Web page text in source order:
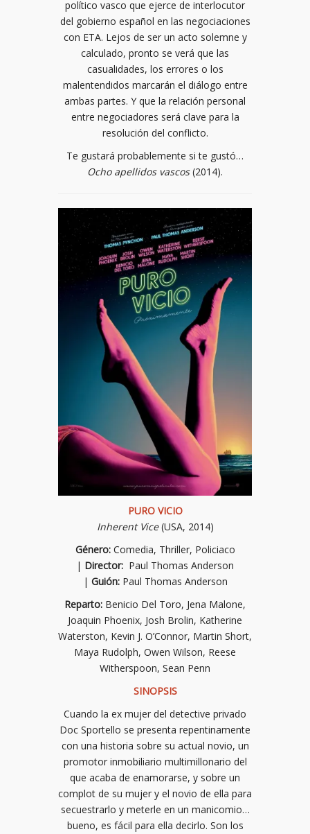
político vasco que ejerce de interlocutor
del gobierno español en las negociaciones
con ETA. Lejos de ser un acto solemne y
calculado, pronto se verá que las
casualidades, los errores o los
malentendidos marcarán el diálogo entre
ambas partes. Y que la relación personal
entre negociadores será clave para la
resolución del conflicto.
Te gustará probablemente si te gustó…
Ocho apellidos vascos(2014).
PURO VICIO
Inherent Vice(USA, 2014)
Género: Comedia, Thriller, Policiaco
| Director: Paul Thomas Anderson
| Guión: Paul Thomas Anderson
Reparto: Benicio Del Toro, Jena Malone,
Joaquin Phoenix, Josh Brolin, Katherine
Waterston, Kevin J. O’Connor, Martin Short,
Maya Rudolph, Owen Wilson, Reese
Witherspoon, Sean Penn
SINOPSIS
Cuando la ex mujer del detective privado
Doc Sportello se presenta repentinamente
con una historia sobre su actual novio, un
promotor inmobiliario multimillonario del
que acaba de enamorarse, y sobre un
complot de su mujer y el novio de ella para
secuestrarlo y meterle en un manicomio…
bueno, es fácil para ella decirlo. Son los